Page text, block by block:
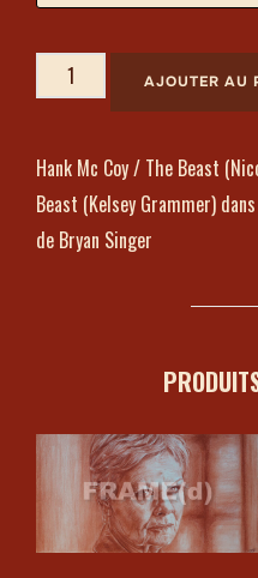
AJOUTER AU
Hank Mc Coy / The Beast
Beast (Kelsey Grammer)
de Bryan Singer